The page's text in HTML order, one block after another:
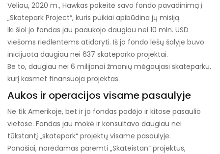
Vėliau, 2020 m., Hawkas pakeitė savo fondo pavadinimą į
„Skatepark Project“, kuris puikiai apibūdina jų misiją.
Iki šiol jo fondas jau paaukojo daugiau nei 10 mln. USD
viešoms riedlentėms atidaryti. Iš jo fondo lėšų šalyje buvo
inicijuota daugiau nei 637 skateparko projektai.
Be to, daugiau nei 6 milijonai žmonių mėgaujasi skateparku,
kurį kasmet finansuoja projektas.
Aukos ir operacijos visame pasaulyje
Ne tik Amerikoje, bet ir jo fondas padėjo ir kitose pasaulio
vietose. Fondas jau mokė ir konsultavo daugiau nei
tūkstantį „skatepark“ projektų visame pasaulyje.
Panašiai, norėdamas paremti „Skateistan“ projektus,